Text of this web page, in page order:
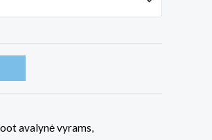
avalynė vyrams,